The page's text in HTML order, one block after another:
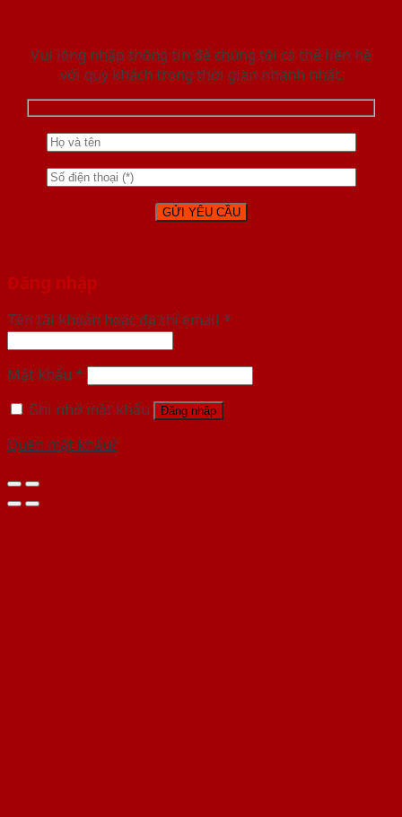
Vui lòng nhập thông tin để chúng tôi có thể liên hệ
với quý khách trong thời gian nhanh nhất.
Đăng nhập
Tên tài khoản hoặc địa chỉ email *
Mật khẩu *
Ghi nhớ mật khẩu
Đăng nhập
Quên mật khẩu?